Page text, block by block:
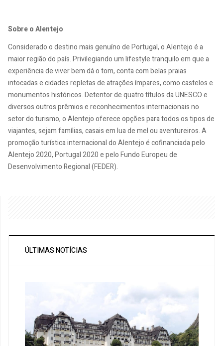
Sobre o Alentejo
Considerado o destino mais genuíno de Portugal, o Alentejo é a
maior região do país. Privilegiando um lifestyle tranquilo em que a
experiência de viver bem dá o tom, conta com belas praias
intocadas e cidades repletas de atrações ímpares, como castelos e
monumentos históricos. Detentor de quatro títulos da UNESCO e
diversos outros prêmios e reconhecimentos internacionais no
setor do turismo, o Alentejo oferece opções para todos os tipos de
viajantes, sejam famílias, casais em lua de mel ou aventureiros. A
promoção turística internacional do Alentejo é cofinanciada pelo
Alentejo 2020, Portugal 2020 e pelo Fundo Europeu de
Desenvolvimento Regional (FEDER).
ÚLTIMAS NOTÍCIAS